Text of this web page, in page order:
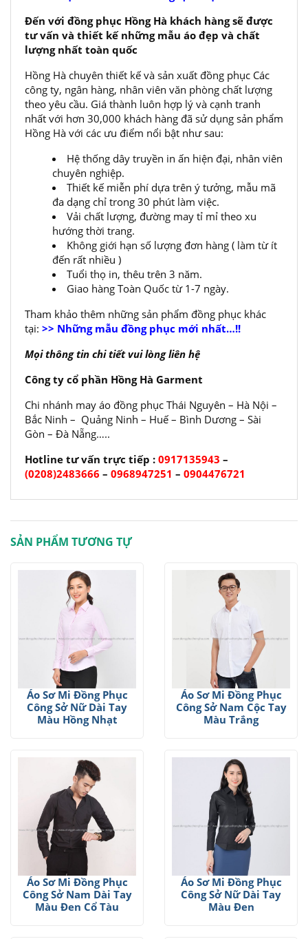
Đến với đồng phục Hồng Hà khách hàng sẽ được
tư vấn và thiết kế những mẫu áo đẹp và chất
lượng nhất toàn quốc
Hồng Hà chuyên thiết kế và sản xuất đồng phục Các
công ty, ngân hàng, nhân viên văn phòng chất lượng
theo yêu cầu. Giá thành luôn hợp lý và cạnh tranh
nhất với hơn 30,000 khách hàng đã sử dụng sản phẩm
Hồng Hà với các ưu điểm nổi bật như sau:
Hệ thống dây truyền in ấn hiện đại, nhân viên
chuyên nghiệp.
Thiết kế miễn phí dựa trên ý tưởng, mẫu mã
đa dạng chỉ trong 30 phút làm việc.
Vải chất lượng, đường may tỉ mỉ theo xu
hướng thời trang.
Không giới hạn số lượng đơn hàng ( làm từ ít
đến rất nhiều )
Tuổi thọ in, thêu trên 3 năm.
Giao hàng Toàn Quốc từ 1-7 ngày.
Tham khảo thêm những sản phẩm đồng phục khác
tại: >> Những mẫu đồng phục mới nhất…!!
Mọi thông tin chi tiết vui lòng liên hệ
Công ty cổ phần Hồng Hà Garment
Chi nhánh may áo đồng phục Thái Nguyên – Hà Nội –
Bắc Ninh – Quảng Ninh – Huế – Bình Dương – Sài
Gòn – Đà Nẵng…..
Hotline tư vấn trực tiếp : 0917135943 –
(0208)2483666 – 0968947251 – 0904476721
SẢN PHẨM TƯƠNG TỰ
Áo Sơ Mi Đồng Phục
Công Sở Nữ Dài Tay
Màu Hồng Nhạt
Áo Sơ Mi Đồng Phục
Công Sở Nam Cộc Tay
Màu Trắng
Áo Sơ Mi Đồng Phục
Công Sở Nam Dài Tay
Màu Đen Cổ Tàu
Áo Sơ Mi Đồng Phục
Công Sở Nữ Dài Tay
Màu Đen